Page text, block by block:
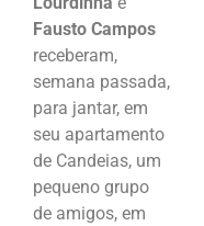
Fausto Campos
receberam,
semana passada,
para jantar, em
seu apartamento
de Candeias, um
pequeno grupo
de amigos, em